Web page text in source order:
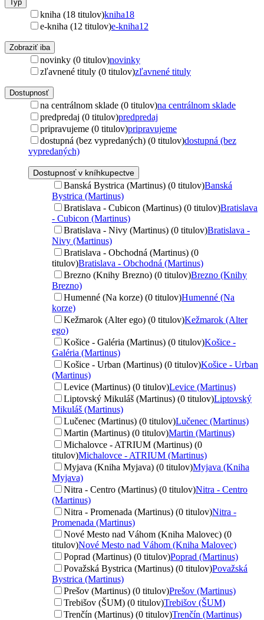
Typ
kniha (18 titulov)kniha18
e-kniha (12 titulov)e-kniha12
Zobraziť iba
novinky (0 titulov)novinky
zľavnené tituly (0 titulov)zľavnené tituly
Dostupnosť
na centrálnom sklade (0 titulov)na centrálnom sklade
predpredaj (0 titulov)predpredaj
pripravujeme (0 titulov)pripravujeme
dostupná (bez vypredaných) (0 titulov)dostupná (bez
vypredaných)
Dostupnosť v kníhkupectve
Banská Bystrica (Martinus) (0 titulov)Banská
Bystrica (Martinus)
Bratislava - Cubicon (Martinus) (0 titulov)Bratislava
- Cubicon (Martinus)
Bratislava - Nivy (Martinus) (0 titulov)Bratislava -
Nivy (Martinus)
Bratislava - Obchodná (Martinus) (0
titulov)Bratislava - Obchodná (Martinus)
Brezno (Knihy Brezno) (0 titulov)Brezno (Knihy
Brezno)
Humenné (Na korze) (0 titulov)Humenné (Na
korze)
Kežmarok (Alter ego) (0 titulov)Kežmarok (Alter
ego)
Košice - Galéria (Martinus) (0 titulov)Košice -
Galéria (Martinus)
Košice - Urban (Martinus) (0 titulov)Košice - Urban
(Martinus)
Levice (Martinus) (0 titulov)Levice (Martinus)
Liptovský Mikuláš (Martinus) (0 titulov)Liptovský
Mikuláš (Martinus)
Lučenec (Martinus) (0 titulov)Lučenec (Martinus)
Martin (Martinus) (0 titulov)Martin (Martinus)
Michalovce - ATRIUM (Martinus) (0
titulov)Michalovce - ATRIUM (Martinus)
Myjava (Kniha Myjava) (0 titulov)Myjava (Kniha
Myjava)
Nitra - Centro (Martinus) (0 titulov)Nitra - Centro
(Martinus)
Nitra - Promenada (Martinus) (0 titulov)Nitra -
Promenada (Martinus)
Nové Mesto nad Váhom (Kniha Malovec) (0
titulov)Nové Mesto nad Váhom (Kniha Malovec)
Poprad (Martinus) (0 titulov)Poprad (Martinus)
Považská Bystrica (Martinus) (0 titulov)Považská
Bystrica (Martinus)
Prešov (Martinus) (0 titulov)Prešov (Martinus)
Trebišov (ŠUM) (0 titulov)Trebišov (ŠUM)
Trenčín (Martinus) (0 titulov)Trenčín (Martinus)